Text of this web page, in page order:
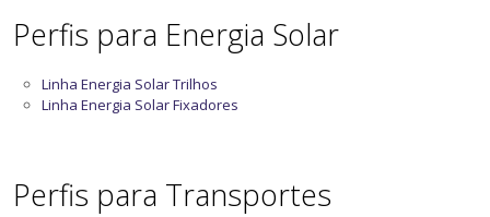
Perfis para Energia Solar
Linha Energia Solar Trilhos
Linha Energia Solar Fixadores
Perfis para Transportes